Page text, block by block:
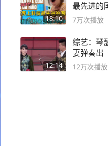
18:10
最先进的
2999年
7万次播放
12:14
综艺：琴
妻弹奏出
12万次播放